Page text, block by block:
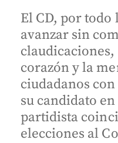
El CD, por todo
avanzar sin
corazón y la
ciudadanos
su candidato
partidista
elecciones al